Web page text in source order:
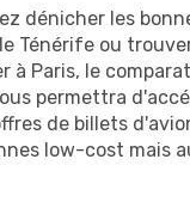
dénicher les
Ténérife ou
à Paris, le
permettra
de billets
low-cost mais